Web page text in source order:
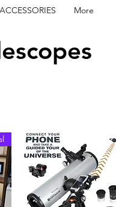
ACCESSORIES More